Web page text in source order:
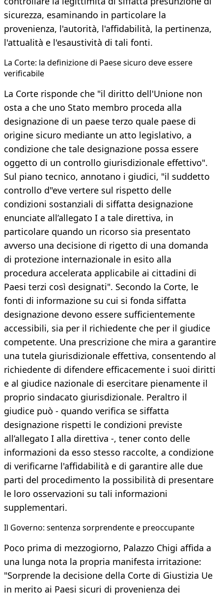
sicurezza, esaminando in particolare la
provenienza, l'autorità, l'affidabilità, la pertinenza,
l'attualità e l'esaustività di tali fonti.
​La Corte: la definizione di Paese sicuro deve essere
verificabile
La Corte risponde che "il diritto dell'Unione non
osta a che uno Stato membro proceda alla
designazione di un paese terzo quale paese di
origine sicuro mediante un atto legislativo, a
condizione che tale designazione possa essere
oggetto di un controllo giurisdizionale effettivo".
Sul piano tecnico, annotano i giudici, "il suddetto
controllo d"eve vertere sul rispetto delle
condizioni sostanziali di siffatta designazione
enunciate all’allegato I a tale direttiva, in
particolare quando un ricorso sia presentato
avverso una decisione di rigetto di una domanda
di protezione internazionale in esito alla
procedura accelerata applicabile ai cittadini di
Paesi terzi così designati". Secondo la Corte, le
fonti di informazione su cui si fonda siffatta
designazione devono essere sufficientemente
accessibili, sia per il richiedente che per il giudice
competente. Una prescrizione che mira a garantire
una tutela giurisdizionale effettiva, consentendo al
richiedente di difendere efficacemente i suoi diritti
e al giudice nazionale di esercitare pienamente il
proprio sindacato giurisdizionale. Peraltro il
giudice può - quando verifica se siffatta
designazione rispetti le condizioni previste
all’allegato I alla direttiva -, tener conto delle
informazioni da esso stesso raccolte, a condizione
di verificarne l'affidabilità e di garantire alle due
parti del procedimento la possibilità di presentare
le loro osservazioni su tali informazioni
supplementari.
​Il Governo: sentenza sorprendente e preoccupante
Poco prima di mezzogiorno, Palazzo Chigi affida a
una lunga nota la propria manifesta irritazione:
"Sorprende la decisione della Corte di Giustizia Ue
in merito ai Paesi sicuri di provenienza dei